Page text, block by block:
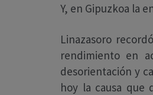
Y, en Gipuzkoa la
Linazasoro
rendimiento en
desorientación y
hoy la causa que